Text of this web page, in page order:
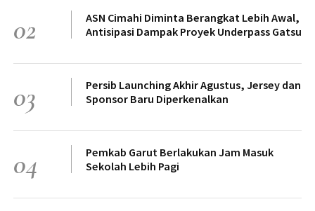
02
ASN Cimahi Diminta Berangkat Lebih Awal,
Antisipasi Dampak Proyek Underpass Gatsu
03
Persib Launching Akhir Agustus, Jersey dan
Sponsor Baru Diperkenalkan
04
Pemkab Garut Berlakukan Jam Masuk
Sekolah Lebih Pagi